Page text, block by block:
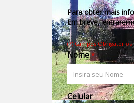
Para obter mais
Em breve,
(*) Campos Obrigatórios
Nome *
Celular